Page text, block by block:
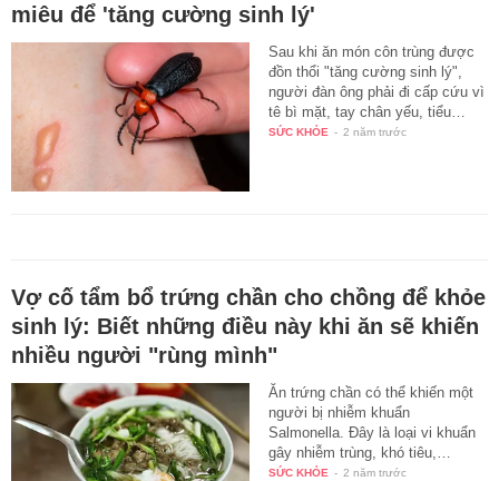
miêu để 'tăng cường sinh lý'
Sau khi ăn món côn trùng được
đồn thổi "tăng cường sinh lý",
người đàn ông phải đi cấp cứu vì
tê bì mặt, tay chân yếu, tiểu…
SỨC KHỎE - 2 năm trước
Vợ cố tẩm bổ trứng chần cho chồng để khỏe
sinh lý: Biết những điều này khi ăn sẽ khiến
nhiều người "rùng mình"
Ăn trứng chần có thể khiến một
người bị nhiễm khuẩn
Salmonella. Đây là loại vi khuẩn
gây nhiễm trùng, khó tiêu,…
SỨC KHỎE - 2 năm trước